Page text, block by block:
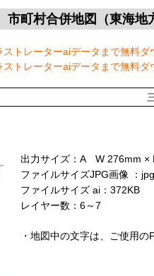
市町村合併地図（東海地
トレーターaiデータまで無料ダ
トレーターaiデータまで無料ダ
出力サイズ：A W 276mm ×
ファイルサイズJPG画像 ：
ファイルサイズ ai：372KB
レイヤー数：6～7
・地図中の文字は、ご使用